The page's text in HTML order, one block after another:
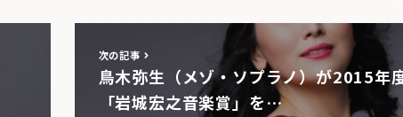
次の記事
鳥木弥生（メゾ・ソプラノ）が2015年
「岩城宏之音楽賞」を…